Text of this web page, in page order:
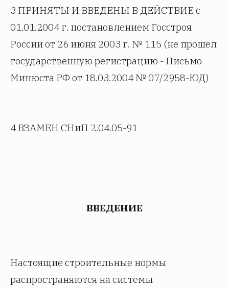
3 ПРИНЯТЫ И ВВЕДЕНЫ В ДЕЙСТВИЕ с
01.01.2004 г. постановлением Госстроя
России от 26 июня 2003 г. № 115 (не прошел
государственную регистрацию - Письмо
Минюста РФ от 18.03.2004 № 07/2958-ЮД)
4 ВЗАМЕН СНиП 2.04.05-91
ВВЕДЕНИЕ
Настоящие строительные нормы
распространяются на системы